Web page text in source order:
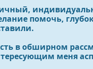
помочь,
в обширном
меня